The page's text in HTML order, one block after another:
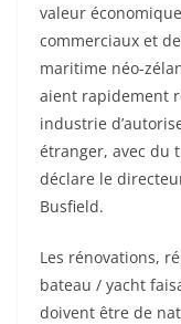
valeur
commerciaux et
maritime néo-
aient rapidement
industrie
étranger, avec du
déclare le
Busfield.
Les rénovations,
bateau / yacht
doivent être de